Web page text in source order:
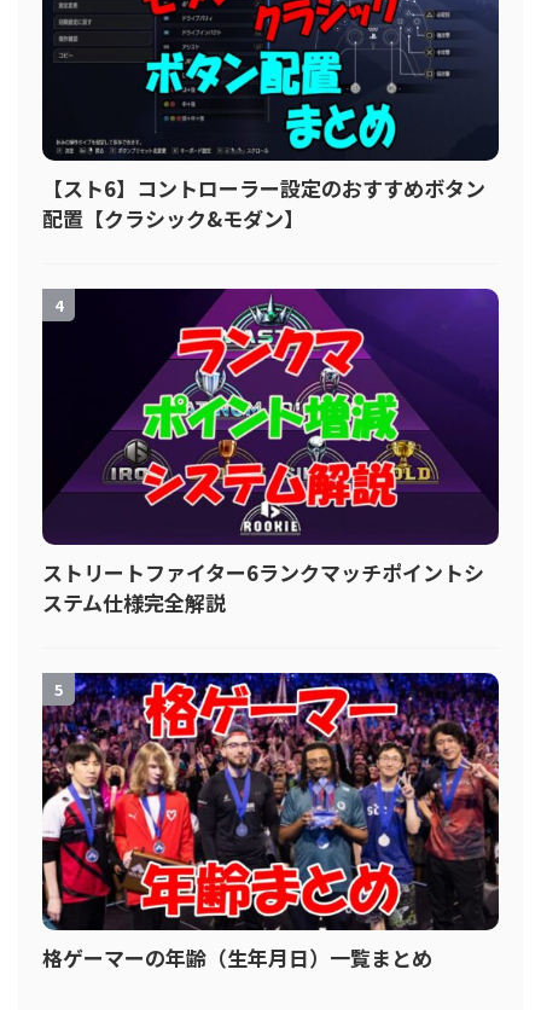
【スト6】コントローラー設定のおすすめボタン
配置【クラシック&モダン】
4
ストリートファイター6ランクマッチポイントシ
ステム仕様完全解説
5
格ゲーマーの年齢（生年月日）一覧まとめ